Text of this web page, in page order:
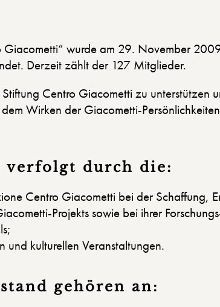
Giacometti“ wurde am 29. November
Derzeit zählt der 127 Mitglieder.
Centro Giacometti zu unterstützen
Wirken der Giacometti-
verfolgt durch die:
Centro Giacometti bei der Schaffung,
Projekts sowie bei ihrer
und kulturellen Veranstaltungen.
gehören an: